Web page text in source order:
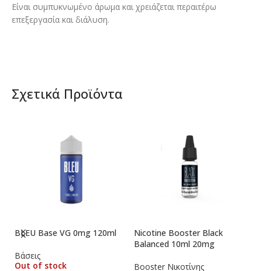
Είναι συμπυκνωμένο άρωμα και χρειάζεται περαιτέρω
επεξεργασία και διάλυση.
Σχετικά Προϊόντα
BLEU Base VG 0mg 120ml
Βάσεις
Out of stock
Nicotine Booster Black
Balanced 10ml 20mg
Booster Νικοτίνης